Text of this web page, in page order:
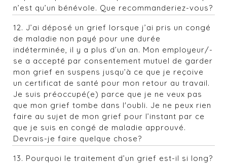
n’est qu’un bénévole. Que recommanderiez-vous?
12. J’ai déposé un grief lorsque j’ai pris un congé
de maladie non payé pour une durée
indéterminée, il y a plus d’un an. Mon employeur/-
se a accepté par consentement mutuel de garder
mon grief en suspens jusqu’à ce que je reçoive
un certificat de santé pour mon retour au travail.
Je suis préoccupé(e) parce que je ne veux pas
que mon grief tombe dans l'oubli. Je ne peux rien
faire au sujet de mon grief pour l’instant par ce
que je suis en congé de maladie approuvé.
Devrais-je faire quelque chose?
13. Pourquoi le traitement d’un grief est-il si long?